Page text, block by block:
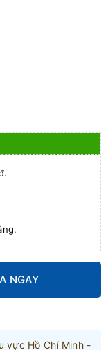
NGAY
vực Hồ Chí Minh -